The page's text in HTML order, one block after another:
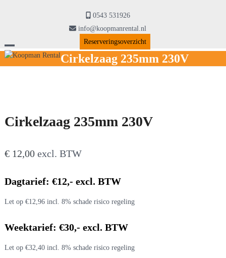
0543 531926
info@koopmanrental.nl
Reserveringsoverzicht
Open
Close
Cirkelzaag 235mm 230V
Cirkelzaag 235mm 230V
€12,00excl. BTW
Dagtarief: €12,- excl. BTW
Let op €12,96 incl. 8% schade risico regeling
Weektarief: €30,- excl. BTW
Let op €32,40 incl. 8% schade risico regeling